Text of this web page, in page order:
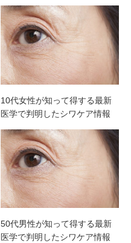
10代女性が知って得する最新
医学で判明したシワケア情報
50代男性が知って得する最新
医学で判明したシワケア情報